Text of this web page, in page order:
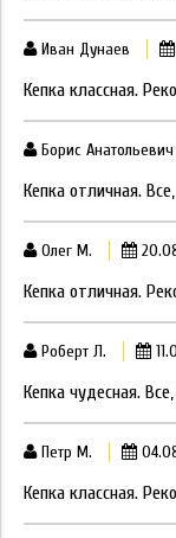
Иван Дунаев
Кепка классная.
Борис Анатольевич
Кепка отличная.
Олег М.
Кепка отличная.
Роберт Л.
Кепка чудесная.
Петр М.
Кепка классная.